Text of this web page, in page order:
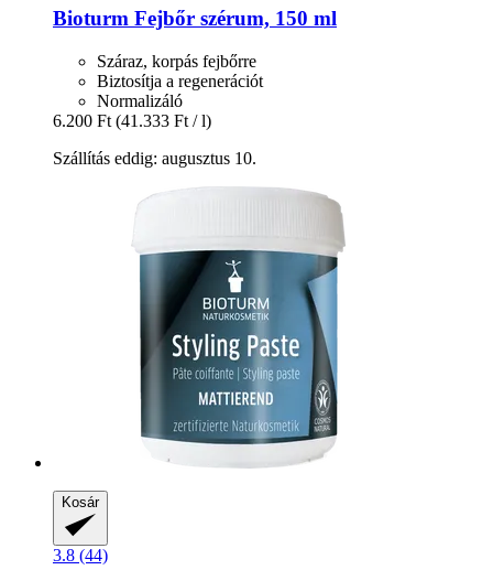
Bioturm Fejbőr szérum, 150 ml
Száraz, korpás fejbőrre
Biztosítja a regenerációt
Normalizáló
6.200 Ft (41.333 Ft / l)
Szállítás eddig: augusztus 10.
Kosár
3.8 (44)